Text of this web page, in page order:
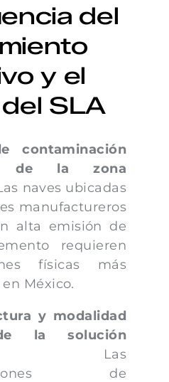
del
y el
SLA
contaminación
de la zona
naves ubicadas
manufactureros
alta emisión de
requieren
físicas más
México.
y modalidad
la solución
de